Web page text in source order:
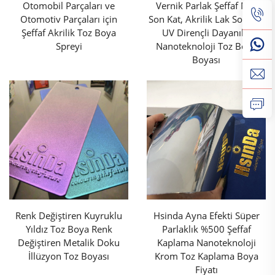
sürekli kullanım altında görünümlerini ve yapısal
bütünlüklerini korumaları gereken yoğun trafiğin
veya aşırı kullanımın olduğu ortamlarda özellikle
değerlidir. Örneğin, Özel Renk Toz Boya ile
kaplanmış endüstriyel makine parçaları, mekanik
stresin tekrar ettiği ve endüstriyel kimyasallara
maruz kaldığı durumlarda bozulmadan dayanabilir
ve bu sayede sık onarımların veya maliyetli
değişimlerin önüne geçilebilir. Ayrıca, Özel Renk
Toz Boya mükemmel korozyon direnci sağlayarak
kıyı bölgeleri veya denizcilik uygulamaları gibi dış
mekânlar ya da yüksek nem seviyesi olan ortamlar
için güvenilir bir seçenek haline gelir. Özel Renk Toz
Otomobil Parçaları ve
Otomotiv Parçaları için
Şeffaf Akrilik Toz Boya
Spreyi
Vernik Parlak Şeffaf Mat
Son Kat, Akrilik Lak Son Kat
UV Dirençli Dayanıklı
Nanoteknoloji Toz Boya
Boyası
Renk Değiştiren Kuyruklu
Yıldız Toz Boya Renk
Değiştiren Metalik Doku
İllüzyon Toz Boyası
Hsinda Ayna Efekti Süper
Parlaklık %500 Şeffaf
Kaplama Nanoteknoloji
Krom Toz Kaplama Boya
Fiyatı